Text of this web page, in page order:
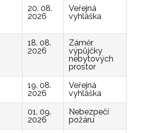
20. 08.
2026
Veřejná
vyhláška
18. 08.
2026
Záměr
výpůjčky
nebytových
prostor
19. 08.
2026
Veřejná
vyhláška
01. 09.
2026
Nebezpečí
požáru